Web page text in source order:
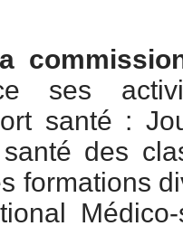
ses
santé :
des
formations
Médico-